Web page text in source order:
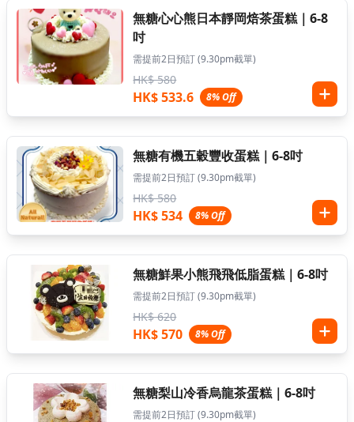
無糖心心熊日本靜岡焙茶蛋糕｜6-8
吋
需提前2日預訂 (9.30pm截單)
HK$ 580
HK$ 533.6 8% Off
無糖有機五穀豐收蛋糕｜6-8吋
需提前2日預訂 (9.30pm截單)
HK$ 580
HK$ 534 8% Off
無糖鮮果小熊飛飛低脂蛋糕｜6-8吋
需提前2日預訂 (9.30pm截單)
HK$ 620
HK$ 570 8% Off
無糖梨山冷香烏龍茶蛋糕｜6-8吋
需提前2日預訂 (9.30pm截單)